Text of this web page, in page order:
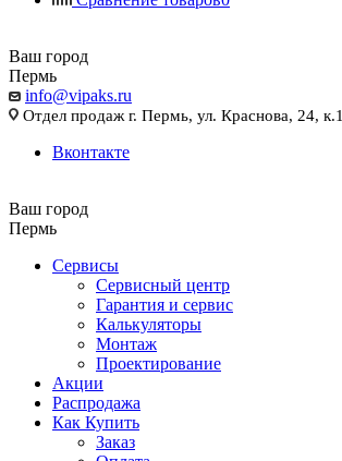
Ваш город
Пермь
info@vipaks.ru
Отдел продаж г. Пермь, ул. Краснова, 24, к.1
Вконтакте
Ваш город
Пермь
Сервисы
Сервисный центр
Гарантия и сервис
Калькуляторы
Монтаж
Проектирование
Акции
Распродажа
Как Купить
Заказ